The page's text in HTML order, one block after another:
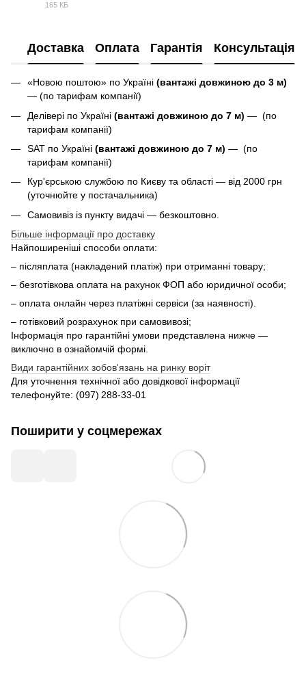
165 КБ
Доставка Оплата Гарантія Консультація
«Новою поштою» по Україні (вантажі довжиною до 3 м)
— (по тарифам компанії)
Делівері по Україні (вантажі довжиною до 7 м) — (по
тарифам компанії)
SAT по Україні (вантажі довжиною до 7 м) — (по
тарифам компанії)
Кур'єрською службою по Києву та області — від 2000 грн
(уточнюйте у постачальника)
Самовивіз із пункту видачі — безкоштовно.
Більше інформації про доставку
Найпоширеніші способи оплати:
– післяплата (накладений платіж) при отриманні товару;
– безготівкова оплата на рахунок ФОП або юридичної особи;
– оплата онлайн через платіжні сервіси (за наявності).
– готівковий розрахунок при самовивозі;
Інформація про гарантійні умови представлена нижче —
виключно в ознайомчій формі.
Види гарантійних зобов'язань на ринку воріт
Для уточнення технічної або довідкової інформації
телефонуйте: (097) 288‑33‑01
Поширити у соцмережах